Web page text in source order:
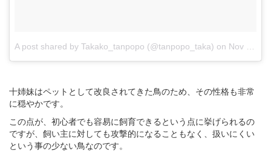
A post shared by Takako_tanpopo (@tanpopo_taka) on Nov 24, 2017 at 5:14am PST
十姉妹はペットとして改良されてきた鳥のため、その性格も非常
に穏やかです。
この点が、初心者でも容易に飼育できるという点に挙げられるの
ですが、飼い主に対しても攻撃的になることもなく、扱いにくい
という事の少ない鳥なのです。